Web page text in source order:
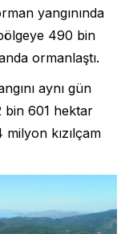
yangınında
490 bin
ormanlaştı.
aynı gün
bin 601 hektar
kızılçam